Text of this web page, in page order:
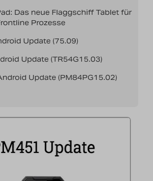
Das neue Flaggschiff Tablet für
Prozesse
Update (75.09)
Update (TR54G15.03)
Update (PM84PG15.02)